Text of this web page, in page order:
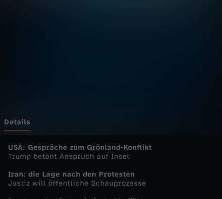
u
p
d
Details
USA: Gespräche zum Grönland-Konflikt
Trump betont Anspruch auf Insel
Iran: die Lage nach den Protesten
Justiz will öffentliche Schauprozesse